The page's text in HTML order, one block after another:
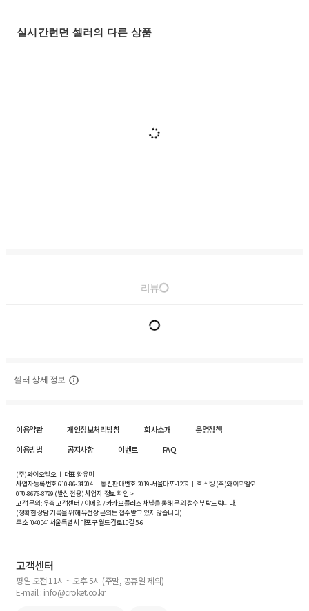
실시간런던 셀러의 다른 상품
리뷰
셀러 상세 정보
이용약관 개인정보처리방침 회사소개
운영정책
이용방법
공지사항 이벤트 FAQ
(주)와이오엘오 ㅣ 대표 황유미
사업자등록번호610-86-34204ㅣ 통신판매번호 2019-서울마포-1239 ㅣ 호스팅 (주)와이오엘오
070-8676-8799 (발신 전용)사업자 정보 확인 >
고객 문의: 우측 고객센터 / 이메일 / 카카오플러스 채널을 통해 문의 접수 부탁드립니다.
(정확한 상담 기록을 위해 유선상 문의는 접수받고 있지 않습니다)
주소 [04004] 서울특별시 마포구 월드컵로10길5-6
고객센터
평일 오전 11시 ~ 오후 5시 (주말, 공휴일 제외)
E-mail : info@croket.co.kr